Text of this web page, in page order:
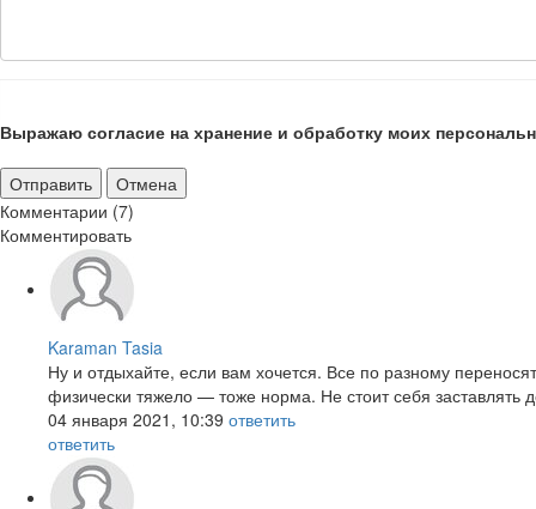
Выражаю согласие на хранение и обработку моих
Отправить
Отмена
Комментарии (7)
Комментировать
Karaman Tasia
Ну и отдыхайте, если вам хочется. Все по разному
физически тяжело — тоже норма. Не стоит себя заставлять
04 января 2021, 10:39 ответить
ответить